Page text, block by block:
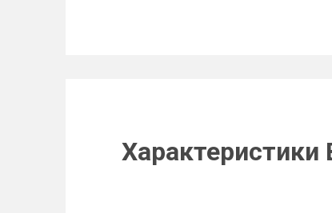
Характеристики